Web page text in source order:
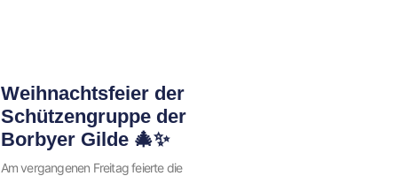
Weihnachtsfeier der
Schützengruppe der
Borbyer Gilde 🎄✨
Am vergangenen Freitag feierte die